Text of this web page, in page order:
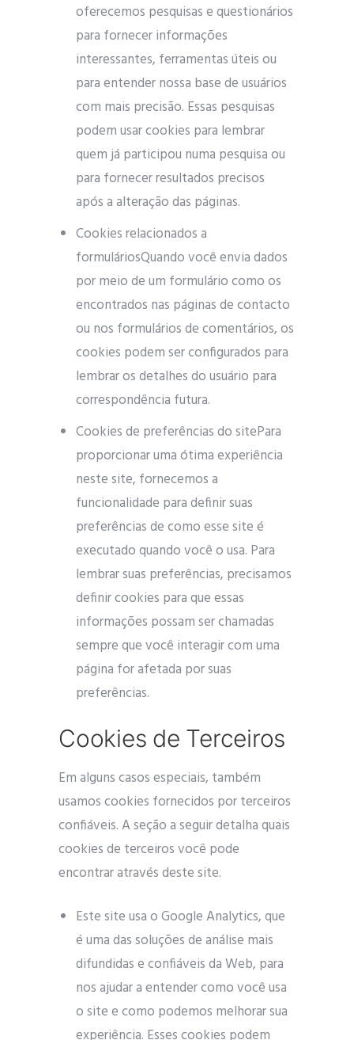
oferecemos pesquisas e questionários
para fornecer informações
interessantes, ferramentas úteis ou
para entender nossa base de usuários
com mais precisão. Essas pesquisas
podem usar cookies para lembrar
quem já participou numa pesquisa ou
para fornecer resultados precisos
após a alteração das páginas.
Cookies relacionados a
formuláriosQuando você envia dados
por meio de um formulário como os
encontrados nas páginas de contacto
ou nos formulários de comentários, os
cookies podem ser configurados para
lembrar os detalhes do usuário para
correspondência futura.
Cookies de preferências do sitePara
proporcionar uma ótima experiência
neste site, fornecemos a
funcionalidade para definir suas
preferências de como esse site é
executado quando você o usa. Para
lembrar suas preferências, precisamos
definir cookies para que essas
informações possam ser chamadas
sempre que você interagir com uma
página for afetada por suas
preferências.
Cookies de Terceiros
Em alguns casos especiais, também
usamos cookies fornecidos por terceiros
confiáveis. A seção a seguir detalha quais
cookies de terceiros você pode
encontrar através deste site.
Este site usa o Google Analytics, que
é uma das soluções de análise mais
difundidas e confiáveis ​​da Web, para
nos ajudar a entender como você usa
o site e como podemos melhorar sua
experiência. Esses cookies podem